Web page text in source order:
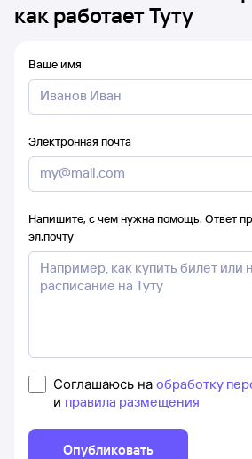
как работает Туту
Ваше имя
Электронная почта
Напишите, с чем нужна помощь. Ответ
эл.почту
Соглашаюсь на обработку
и правила размещения
Опубликовать